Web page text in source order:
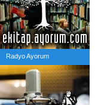
Radyo Ayorum